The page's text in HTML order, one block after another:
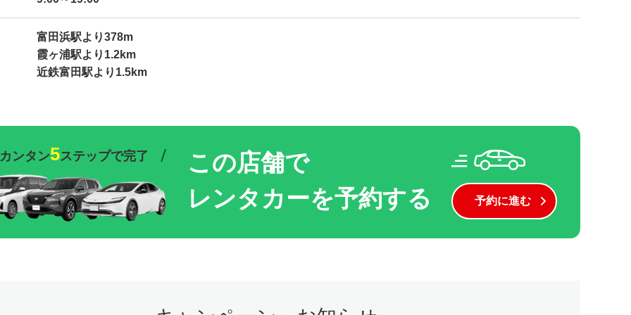
富田浜駅より378m
霞ヶ浦駅より1.2km
近鉄富田駅より1.5km
カンタン5ステップで完了
この店舗で
レンタカーを予約する
予約に進む